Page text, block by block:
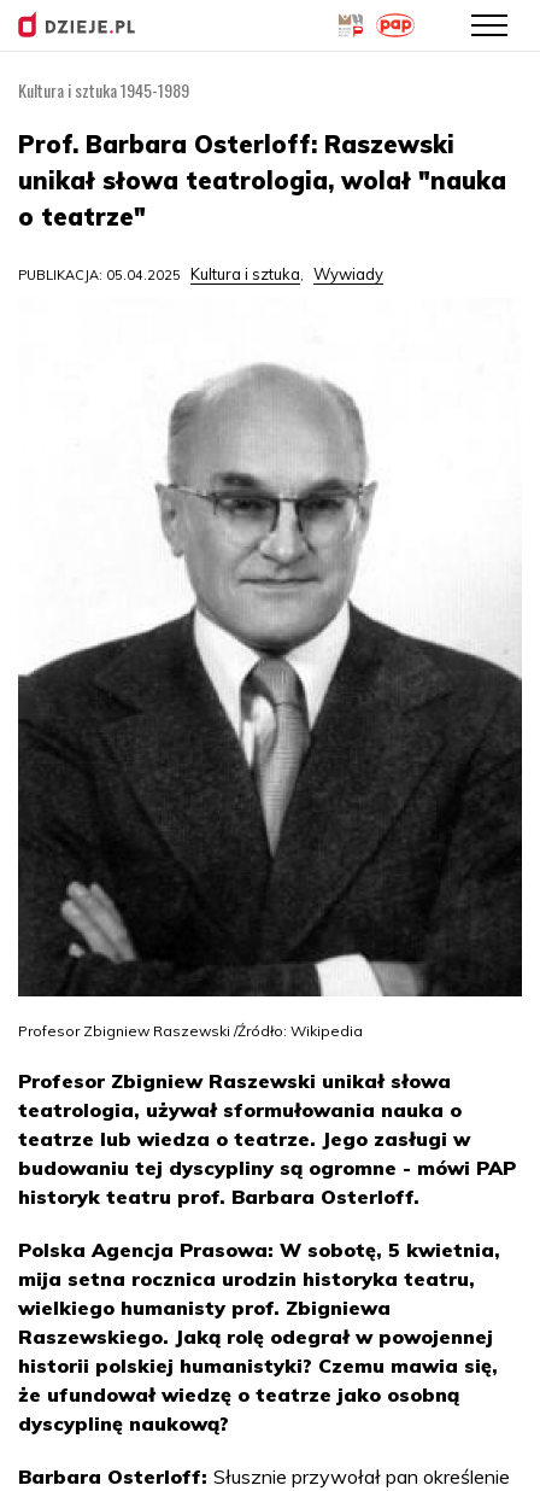
treści
Kultura i sztuka 1945-1989
Prof. Barbara Osterloff: Raszewski
unikał słowa teatrologia, wolał "nauka
o teatrze"
PUBLIKACJA: 05.04.2025 Kultura i sztuka, Wywiady
Profesor Zbigniew Raszewski /Źródło: Wikipedia
Profesor Zbigniew Raszewski unikał słowa
teatrologia, używał sformułowania nauka o
teatrze lub wiedza o teatrze. Jego zasługi w
budowaniu tej dyscypliny są ogromne - mówi PAP
historyk teatru prof. Barbara Osterloff.
Polska Agencja Prasowa: W sobotę, 5 kwietnia,
mija setna rocznica urodzin historyka teatru,
wielkiego humanisty prof. Zbigniewa
Raszewskiego. Jaką rolę odegrał w powojennej
historii polskiej humanistyki? Czemu mawia się,
że ufundował wiedzę o teatrze jako osobną
dyscyplinę naukową?
Barbara Osterloff: Słusznie przywołał pan określenie